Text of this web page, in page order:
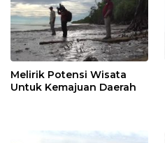
Melirik Potensi Wisata
Untuk Kemajuan Daerah